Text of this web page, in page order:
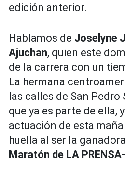
edición anterior.
Hablamos de Joselyne
Ajuchan, quien este
de la carrera con un
La hermana
las calles de San
que ya es parte de ella,
actuación de esta
huella al ser la
Maratón de LA